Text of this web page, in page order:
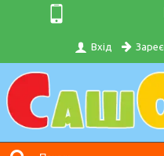
Вхід